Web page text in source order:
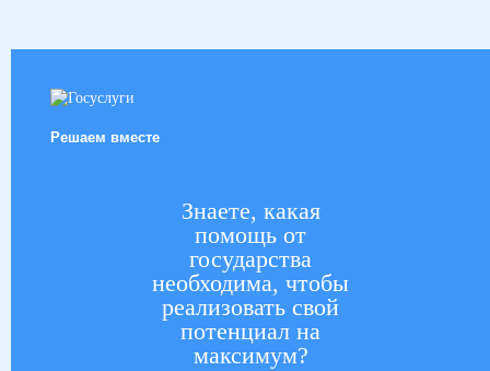
Решаем вместе
Знаете, какая
помощь от
государства
необходима, чтобы
реализовать свой
потенциал на
максимум?